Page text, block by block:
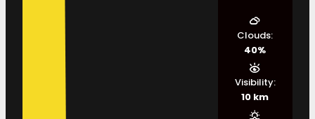
Clouds:
40%
Visibility:
10 km